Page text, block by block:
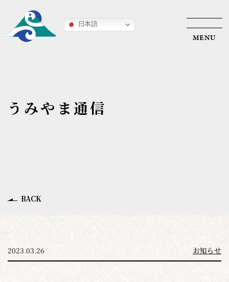
日本語
SynQ Forest 〜対話と共創の森〜
うみやま通信
うみやま通信
BACK
2023.03.26 お知らせ